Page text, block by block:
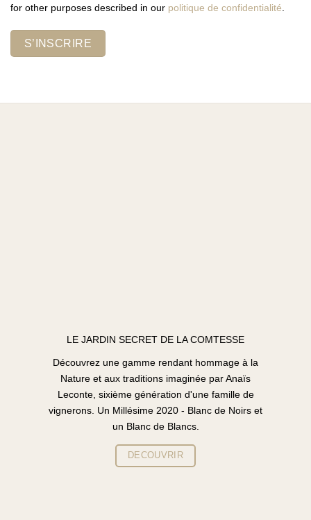
for other purposes described in our politique de confidentialité.
S’INSCRIRE
LE JARDIN SECRET DE LA COMTESSE
Découvrez une gamme rendant hommage à la
Nature et aux traditions imaginée par Anaïs
Leconte, sixième génération d'une famille de
vignerons. Un Millésime 2020 - Blanc de Noirs et
un Blanc de Blancs.
DECOUVRIR